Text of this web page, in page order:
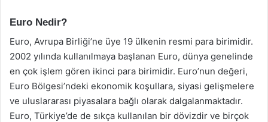
Euro Nedir?
Euro, Avrupa Birliği’ne üye 19 ülkenin resmi para birimidir.
2002 yılında kullanılmaya başlanan Euro, dünya genelinde
en çok işlem gören ikinci para birimidir. Euro’nun değeri,
Euro Bölgesi’ndeki ekonomik koşullara, siyasi gelişmelere
ve uluslararası piyasalara bağlı olarak dalgalanmaktadır.
Euro, Türkiye’de de sıkça kullanılan bir dövizdir ve birçok